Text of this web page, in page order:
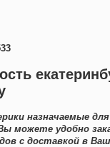
назначаемые
можете удобно
с доставкой в